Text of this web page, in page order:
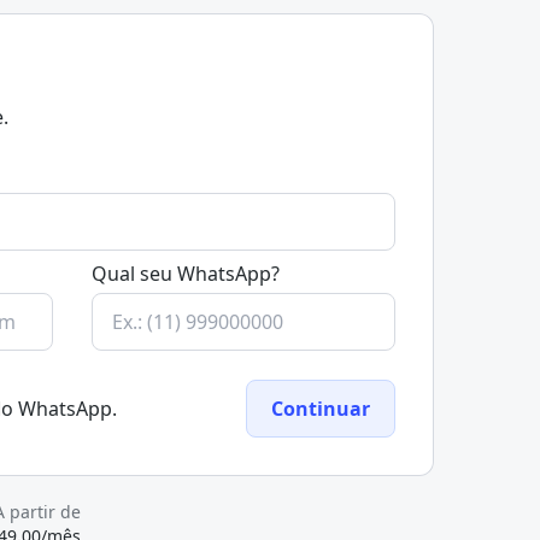
Qual seu WhatsApp?
WhatsApp. Continuar
partir de